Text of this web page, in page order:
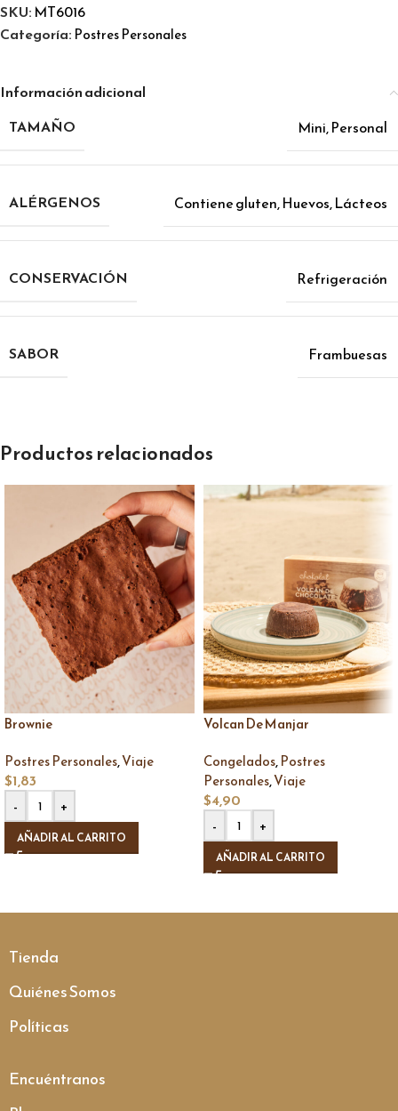
SKU: MT6016
Categoría: Postres Personales
Información adicional
TAMAÑO
Mini,Personal
ALÉRGENOS Contiene gluten,Huevos,Lácteos
CONSERVACIÓN Refrigeración
SABOR Frambuesas
Productos relacionados
Brownie
Postres Personales,Viaje
$1,83
-
+
AÑADIR AL CARRITO
Volcan De Manjar
Congelados,Postres
Personales,Viaje
$4,90
-
+
AÑADIR AL CARRITO
Tienda
Quiénes Somos
Políticas
Encuéntranos